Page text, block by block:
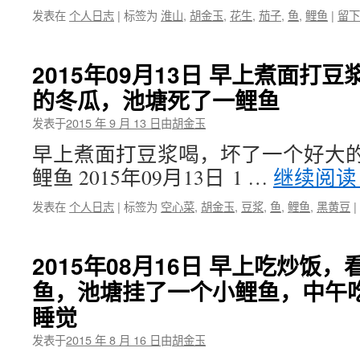
发表在个人日志 | 标签为 淮山, 胡金玉, 花生, 茄子, 鱼, 鲤鱼 | 留
2015年09月13日 早上煮面打豆
的冬瓜，池塘死了一鲤鱼
发表于2015 年 9 月 13 日由胡金玉
早上煮面打豆浆喝，坏了一个好大
鲤鱼 2015年09月13日 1 … 继续阅
发表在个人日志 | 标签为 空心菜, 胡金玉, 豆浆, 鱼, 鲤鱼, 黑黄豆 |
2015年08月16日 早上吃炒饭，
鱼，池塘挂了一个小鲤鱼，中午
睡觉
发表于2015 年 8 月 16 日由胡金玉